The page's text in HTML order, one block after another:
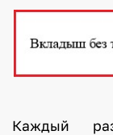
Каждый